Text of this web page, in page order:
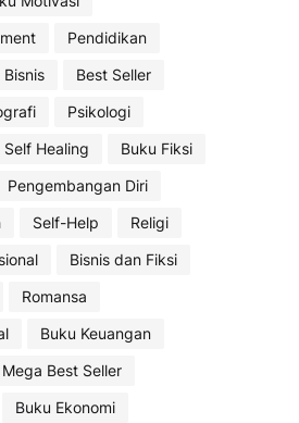
Pendidikan
Bisnis
Best Seller
Psikologi
Self Healing
Buku Fiksi
Pengembangan Diri
Self-Help
Religi
Bisnis dan Fiksi
Romansa
Buku Keuangan
Mega Best Seller
Buku Ekonomi